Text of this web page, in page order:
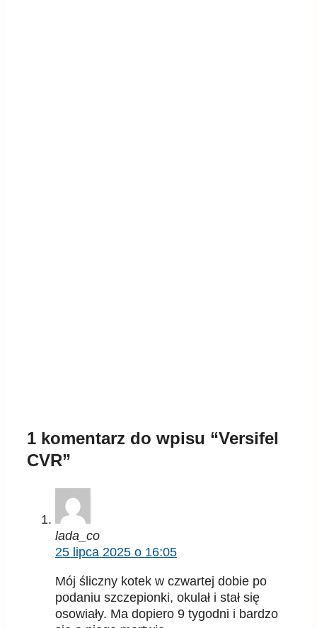
1 komentarz do wpisu “Versifel
CVR”
lada_co
25 lipca 2025 o 16:05
Mój śliczny kotek w czwartej dobie po
podaniu szczepionki, okulał i stał się
osowiały. Ma dopiero 9 tygodni i bardzo